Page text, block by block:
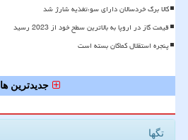
کالا برگ خردسالان دارای سوءتغذیه شارژ شد
قیمت گاز در اروپا به بالاترین سطح خود از 2023 رسید
پنجره استقلال کماکان بسته است
جدیدترین ها
تگها